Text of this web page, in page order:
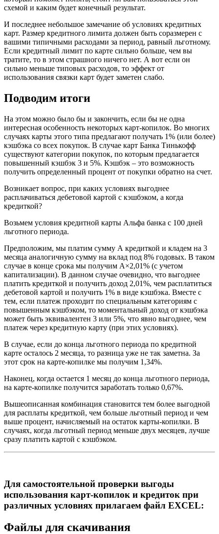
схемой и каким будет конечный результат.
И последнее небольшое замечание об условиях кредитных
карт. Размер кредитного лимита должен быть соразмерен с
вашими типичными расходами за период, равный льготному.
Если кредитный лимит по карте сильно больше, чем вы
тратите, то в этом страшного ничего нет. А вот если он
сильно меньше типовых расходов, то эффект от
использования связки карт будет заметен слабо.
Подводим итоги
На этом можно было бы и закончить, если бы не одна
интересная особенность некоторых карт-копилок. Во многих
случаях карты этого типа предлагают получать 1% (или более)
кэшбэка со всех покупок. В случае карт Банка Тинькофф
существуют категории покупок, по которым предлагается
повышенный кэшбэк 3 и 5%. Кэшбэк – это возможность
получить определенный процент от покупки обратно на счет.
Возникает вопрос, при каких условиях выгоднее
расплачиваться дебетовой картой с кэшбэком, а когда
кредиткой?
Возьмем условия кредитной карты Альфа банка с 100 дней
льготного периода.
Предположим, мы платим сумму А кредиткой и кладем на 3
месяца аналогичную сумму на вклад под 8% годовых. В таком
случае в конце срока мы получим А×2,01% (с учетом
капитализации). В данном случае очевидно, что выгоднее
платить кредиткой и получить доход 2,01%, чем расплатиться
дебетовой картой и получить 1% в виде кэшбэка. Вместе с
тем, если платеж проходит по специальным категориям с
повышенным кэшбэком, то моментальный доход от кэшбэка
может быть эквивалентен 3 или 5%, что явно выгоднее, чем
платеж через кредитную карту (при этих условиях).
В случае, если до конца льготного периода по кредитной
карте осталось 2 месяца, то разница уже не так заметна. За
этот срок на карте-копилке мы получим 1,34%.
Наконец, когда остается 1 месяц до конца льготного периода,
на карте-копилке получится заработать только 0,67%.
Вышеописанная комбинация становится тем более выгодной
для расплаты кредиткой, чем больше льготный период и чем
выше процент, начисляемый на остаток карты-копилки. В
случаях, когда льготный период меньше двух месяцев, лучше
сразу платить картой с кэшбэком.
Для самостоятельной проверки выгоды
использования карт-копилок и кредиток при
различных условиях прилагаем файл EXCEL:
Файлы для скачивания